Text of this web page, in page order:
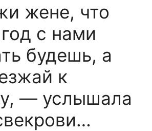
жене, что
с нами
будешь, а
к
— услышала